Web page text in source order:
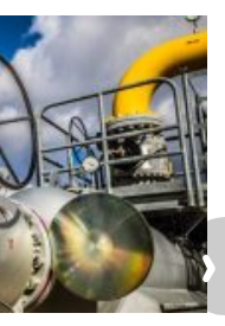
›